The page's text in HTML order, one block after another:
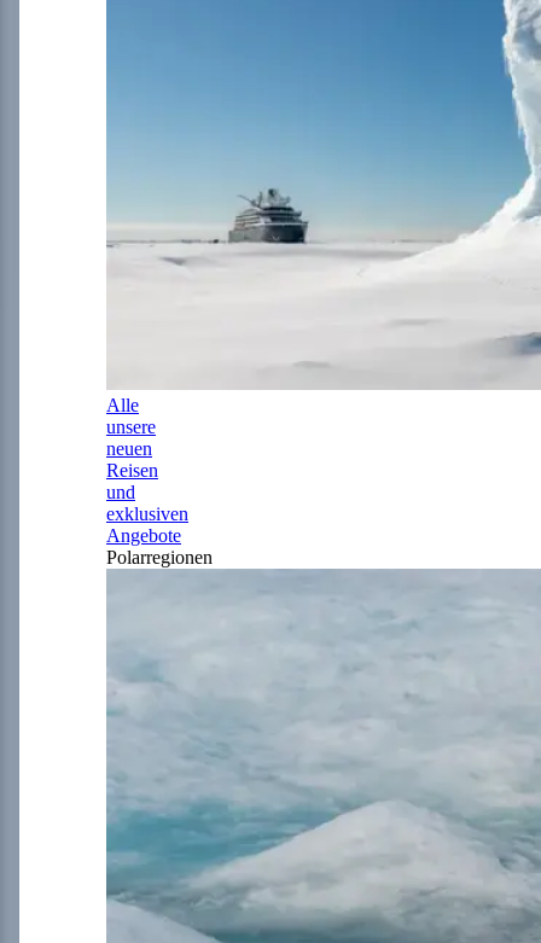
Alle
unsere
neuen
Reisen
und
exklusiven
Angebote
Polarregionen